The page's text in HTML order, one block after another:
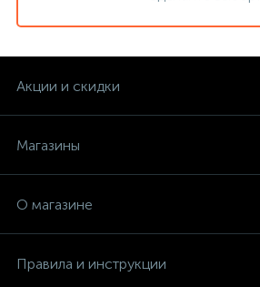
Акции и скидки
Магазины
О магазине
Правила и инструкции